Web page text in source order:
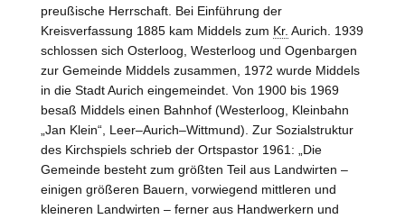
preußische Herrschaft. Bei Einführung der
Kreisverfassung 1885 kam Middels zum Kr. Aurich. 1939
schlossen sich Osterloog, Westerloog und Ogenbargen
zur Gemeinde Middels zusammen, 1972 wurde Middels
in die StadtAurich eingemeindet. Von 1900 bis 1969
besaß Middels einen Bahnhof (Westerloog, Kleinbahn
„Jan Klein“, Leer–Aurich–Wittmund). Zur Sozialstruktur
des Kirchspiels schrieb der Ortspastor 1961: „Die
Gemeinde besteht zum größten Teil aus Landwirten –
einigen größeren Bauern, vorwiegend mittleren und
kleineren Landwirten – ferner aus Handwerkern und